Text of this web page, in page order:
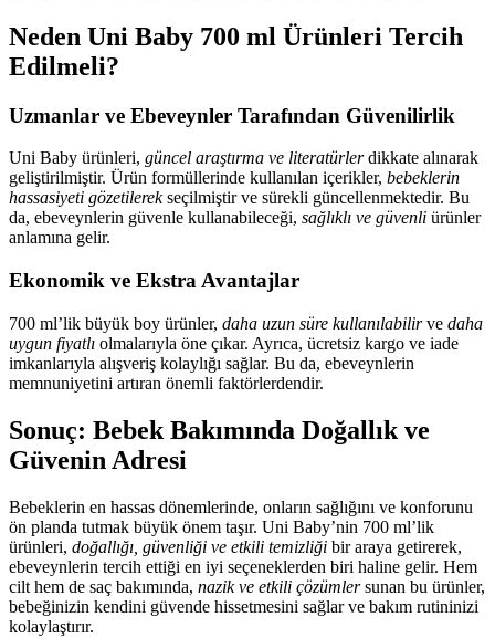
Neden Uni Baby 700 ml Ürünleri Tercih
Edilmeli?
Uzmanlar ve Ebeveynler Tarafından Güvenilirlik
Uni Baby ürünleri, güncel araştırma ve literatürlerdikkate alınarak
geliştirilmiştir. Ürün formüllerinde kullanılan içerikler, bebeklerin
hassasiyeti gözetilerekseçilmiştir ve sürekli güncellenmektedir. Bu
da, ebeveynlerin güvenle kullanabileceği, sağlıklı ve güvenli ürünler
anlamına gelir.
Ekonomik ve Ekstra Avantajlar
700 ml’lik büyük boy ürünler, daha uzun süre kullanılabilirve daha
uygun fiyatlı olmalarıyla öne çıkar. Ayrıca, ücretsiz kargo ve iade
imkanlarıyla alışveriş kolaylığı sağlar. Bu da, ebeveynlerin
memnuniyetini artıran önemli faktörlerdendir.
Sonuç: Bebek Bakımında Doğallık ve
Güvenin Adresi
Bebeklerin en hassas dönemlerinde, onların sağlığını ve konforunu
ön planda tutmak büyük önem taşır. Uni Baby’nin 700 ml’lik
ürünleri, doğallığı, güvenliği ve etkili temizliği bir araya getirerek,
ebeveynlerin tercih ettiği en iyi seçeneklerden biri haline gelir. Hem
cilt hem de saç bakımında, nazik ve etkili çözümlersunan bu ürünler,
bebeğinizin kendini güvende hissetmesini sağlar ve bakım rutininizi
kolaylaştırır.